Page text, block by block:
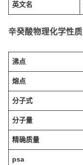
英文名
辛癸酸物理化学性质
沸点
熔点
分子式
分子量
精确质量
psa